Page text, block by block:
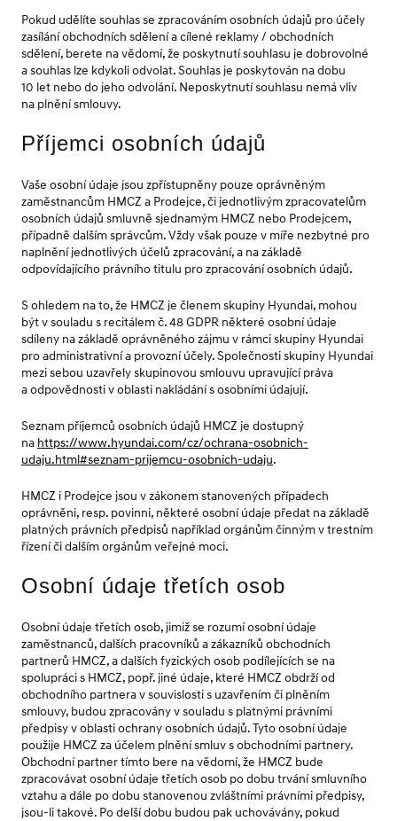
Pokud udělíte souhlas se zpracováním osobních údajů pro účely
zasílání obchodních sdělení a cílené reklamy / obchodních
sdělení, berete na vědomí, že poskytnutí souhlasu je dobrovolné
a souhlas lze kdykoli odvolat. Souhlas je poskytován na dobu
10 let nebo do jeho odvolání. Neposkytnutí souhlasu nemá vliv
na plnění smlouvy.
Příjemci osobních údajů
Vaše osobní údaje jsou zpřístupněny pouze oprávněným
zaměstnancům HMCZ a Prodejce, či jednotlivým zpracovatelům
osobních údajů smluvně sjednamým HMCZ nebo Prodejcem,
případně dalším správcům. Vždy však pouze v míře nezbytné pro
naplnění jednotlivých účelů zpracování, a na základě
odpovídajícího právního titulu pro zpracování osobních údajů.
S ohledem na to, že HMCZ je členem skupiny Hyundai, mohou
být v souladu s recitálem č. 48 GDPR některé osobní údaje
sdíleny na základě oprávněného zájmu v rámci skupiny Hyundai
pro administrativní a provozní účely. Společnosti skupiny Hyundai
mezi sebou uzavřely skupinovou smlouvu upravující práva
a odpovědnosti v oblasti nakládání s osobními údajují.
Seznam příjemců osobních údajů HMCZ je dostupný
na https://www.hyundai.com/cz/ochrana-osobnich-
udaju.html#seznam-prijemcu-osobnich-udaju.
HMCZ i Prodejce jsou v zákonem stanovených případech
oprávněni, resp. povinni, některé osobní údaje předat na základě
platných právních předpisů například orgánům činným v trestním
řízení či dalším orgánům veřejné moci.
Osobní údaje třetích osob
Osobní údaje třetích osob, jimiž se rozumí osobní údaje
zaměstnanců, dalších pracovníků a zákazníků obchodních
partnerů HMCZ, a dalších fyzických osob podílejících se na
spolupráci s HMCZ, popř. jiné údaje, které HMCZ obdrží od
obchodního partnera v souvislosti s uzavřením či plněním
smlouvy, budou zpracovány v souladu s platnými právními
předpisy v oblasti ochrany osobních údajů. Tyto osobní údaje
použije HMCZ za účelem plnění smluv s obchodními partnery.
Obchodní partner tímto bere na vědomí, že HMCZ bude
zpracovávat osobní údaje třetích osob po dobu trvání smluvního
vztahu a dále po dobu stanovenou zvláštními právními předpisy,
jsou-li takové. Po delší dobu budou pak uchovávány, pokud